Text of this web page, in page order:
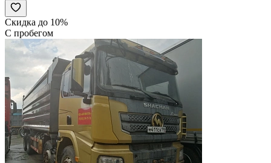
Скидка до 10%
С пробегом